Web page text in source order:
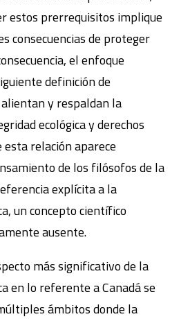
estos prerrequisitos implique
consecuencias de proteger
el enfoque
definición de
y respaldan la
ecológica y derechos
esta relación aparece
de los filósofos de la
explícita a la
un concepto científico
ausente.
más significativo de la
en lo referente a Canadá se
ámbitos donde la